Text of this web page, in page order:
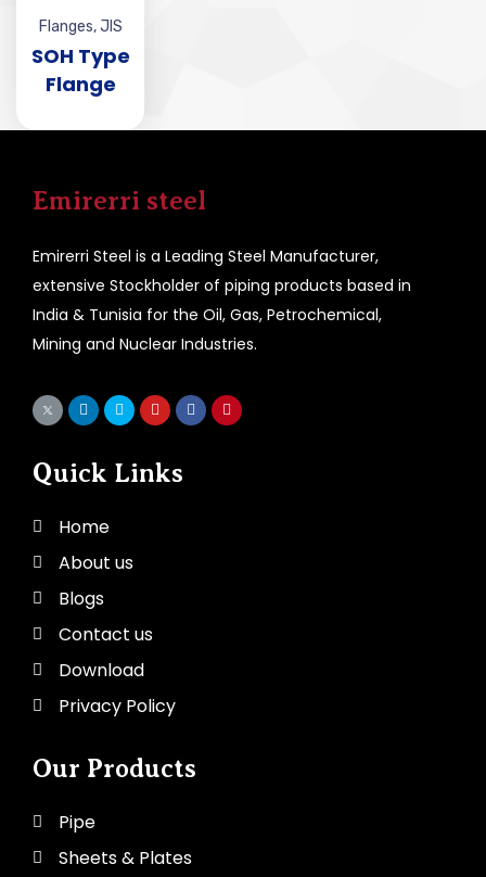
Flanges,JIS
SOH Type
Flange
Emirerri steel
Emirerri Steel is a Leading Steel Manufacturer,
extensive Stockholder of piping products based in
India & Tunisia for the Oil, Gas, Petrochemical,
Mining and Nuclear Industries.
Quick Links
Home
About us
Blogs
Contact us
Download
Privacy Policy
Our Products
Pipe
Sheets & Plates